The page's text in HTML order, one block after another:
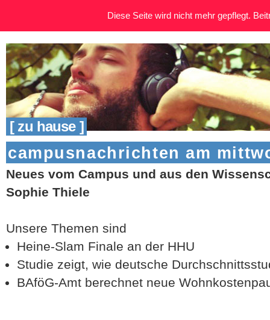
[ zu hause ]
campusnachrichten am
Neues vom Campus und aus den
Sophie Thiele
Unsere Themen sind
Heine-Slam Finale an der HHU
Studie zeigt, wie deutsche
BAföG-Amt berechnet neue
Diese Seite wird nicht mehr gepflegt.